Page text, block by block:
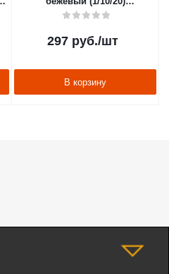
"SCHNEIDER"
297 руб./шт
В корзину